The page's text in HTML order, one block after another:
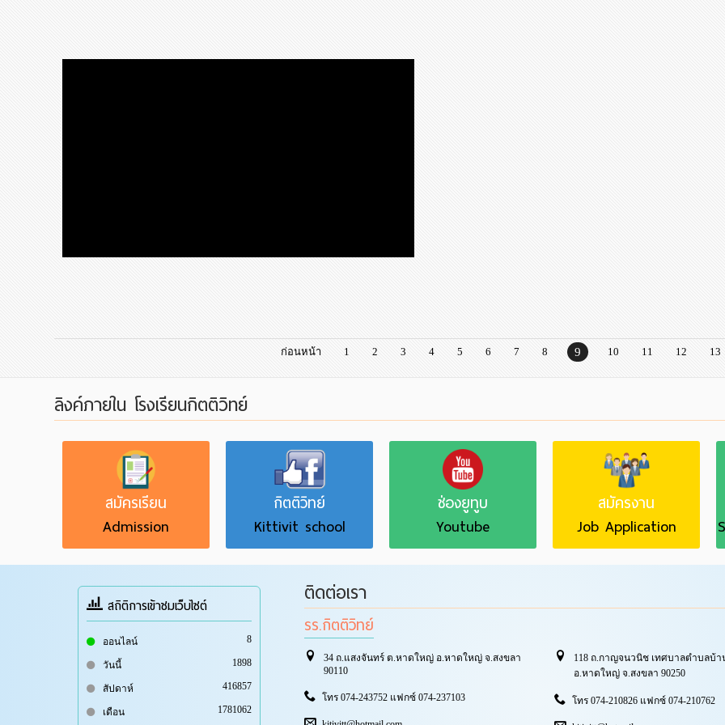
ก่อนหน้า 1 2 3 4 5 6 7 8 9 10 11 12 13
ลิงค์ภายใน โรงเรียนกิตติวิทย์
สมัครเรียน
Admission
กิตติวิทย์
Kittivit school
ช่องยูทูบ
Youtube
สมัครงาน
Job Application
สถิติการเข้าชมเว็บไซต์
ออนไลน์ 8
วันนี้ 1898
สัปดาห์ 416857
เดือน 1781062
ติดต่อเรา
รร.กิตติวิทย์
34 ถ.แสงจันทร์ ต.หาดใหญ่ อ.หาดใหญ่ จ.สงขลา
90110
โทร 074-243752 แฟกซ์ 074-237103
118 ถ.กาญจนวนิช เทศบาลตำบลบ้า
อ.หาดใหญ่ จ.สงขลา 90250
โทร 074-210826 แฟกซ์ 074-210762